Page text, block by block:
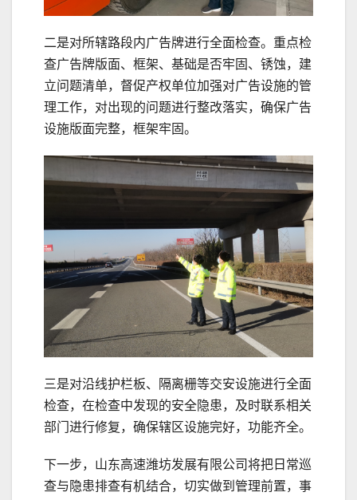
二是对所辖路段内广告牌进行全面检查。重点检
查广告牌版面、框架、基础是否牢固、锈蚀，建
立问题清单，督促产权单位加强对广告设施的管
理工作，对出现的问题进行整改落实，确保广告
设施版面完整，框架牢固。
三是对沿线护栏板、隔离栅等交安设施进行全面
检查，在检查中发现的安全隐患，及时联系相关
部门进行修复，确保辖区设施完好，功能齐全。
下一步，山东高速潍坊发展有限公司将把日常巡
查与隐患排查有机结合，切实做到管理前置，事